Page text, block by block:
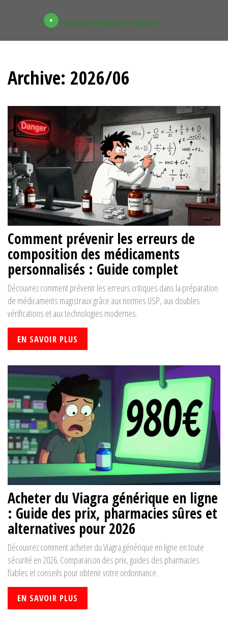
Archive: 2026/06
Comment prévenir les erreurs de
composition des médicaments
personnalisés : Guide complet
Découvrez comment prévenir les erreurs critiques dans la préparation
de médicaments magistraux grâce aux normes USP, aux doubles
vérifications et aux technologies modernes.
EN SAVOIR PLUS
Acheter du Viagra générique en ligne
: Guide des prix, pharmacies sûres et
alternatives pour 2026
Découvrez comment acheter du Viagra générique en ligne en toute
sécurité en 2026. Comparaison des prix, guides des pharmacies
fiables et conseils pour obtenir votre ordonnance.
EN SAVOIR PLUS